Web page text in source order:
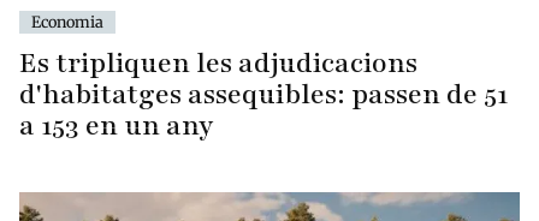
Economia
Es tripliquen les adjudicacions
d'habitatges assequibles: passen de 51
a 153 en un any